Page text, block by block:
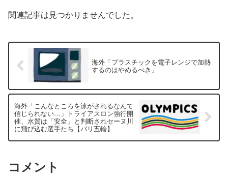
関連記事は見つかりませんでした。
海外「プラスチックを電子レンジで加熱
するのはやめるべき」
海外「こんなところを泳がされるなんて
信じられない…」トライアスロン強行開
催、水質は「安全」と判断されセーヌ川
に飛び込む選手たち【パリ五輪】
コメント